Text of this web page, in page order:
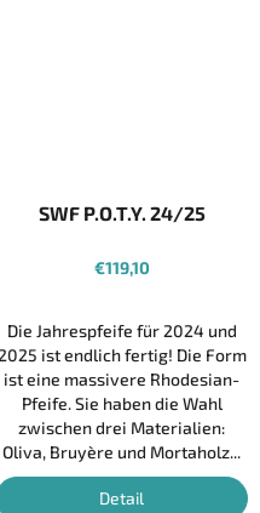
SWF P.O.T.Y. 24/25
€119,10
Die Jahrespfeife für 2024 und
2025 ist endlich fertig! Die Form
ist eine massivere Rhodesian-
Pfeife. Sie haben die Wahl
zwischen drei Materialien:
Oliva, Bruyère und Mortaholz...
Detail